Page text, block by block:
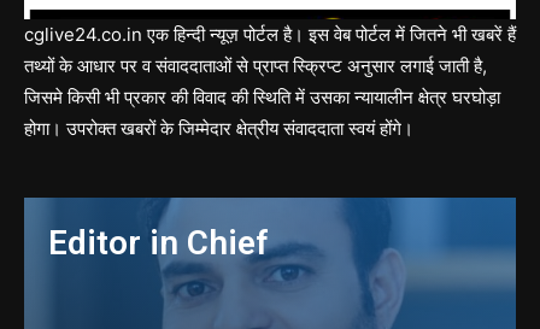
cglive24.co.in एक हिन्दी न्यूज़ पोर्टल है। इस वेब पोर्टल में जितने भी खबरें हैं
तथ्यों के आधार पर व संवाददाताओं से प्राप्त स्क्रिप्ट अनुसार लगाई जाती है,
जिसमे किसी भी प्रकार की विवाद की स्थिति में उसका न्यायालीन क्षेत्र घरघोड़ा
होगा। उपरोक्त खबरों के जिम्मेदार क्षेत्रीय संवाददाता स्वयं होंगे।
Editor in Chief